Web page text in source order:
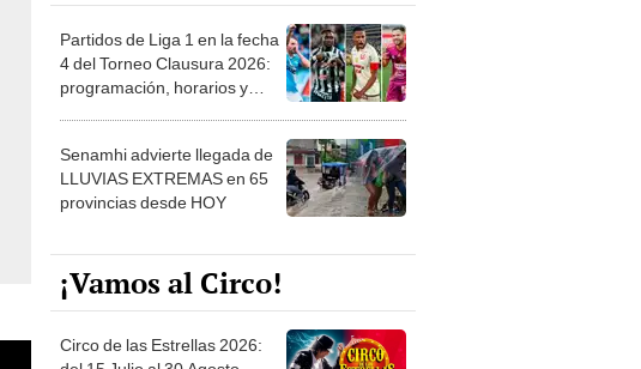
Partidos de Liga 1 en la fecha
4 del Torneo Clausura 2026:
programación, horarios y
Senamhi advierte llegada de
LLUVIAS EXTREMAS en 65
provincias desde HOY
¡Vamos al Circo!
Circo de las Estrellas 2026: